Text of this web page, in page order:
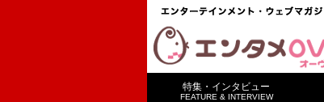
特集・インタビュー
FEATURE & INTERVIEW